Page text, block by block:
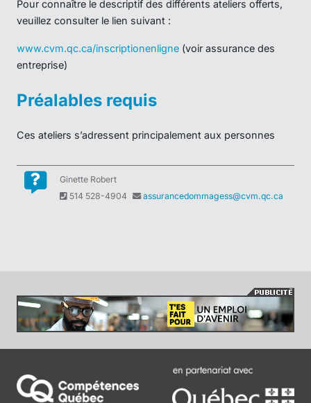
Ginette Robert
514 528-4904
assurancedommagess@cvm.qc.ca